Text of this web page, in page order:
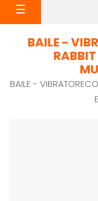
navigazione
☰
BAILE -
BAILE -